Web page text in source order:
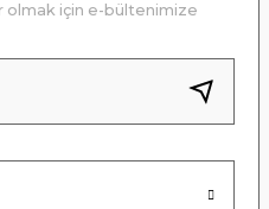
pahalı.
olmalı.
olmak için e-bültenimize